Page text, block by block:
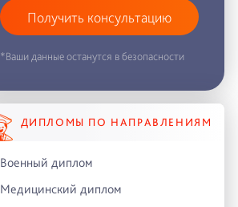
Получить консультацию
*Ваши данные останутся в безопасности
ДИПЛОМЫ ПО НАПРАВЛЕНИЯМ
Военный диплом
Медицинский диплом